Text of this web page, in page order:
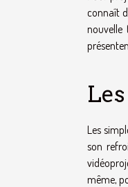
connaît
nouvelle
Les
son
même,